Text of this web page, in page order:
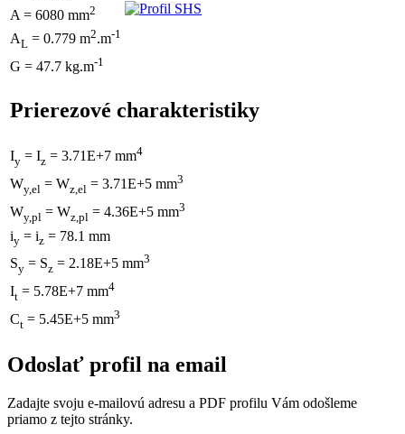
A = 6080 mm2
AL = 0.779 m2.m-1
G = 47.7 kg.m-1
Prierezové charakteristiky
Iy = Iz = 3.71E+7 mm4
Wy,el = Wz,el = 3.71E+5 mm3
Wy,pl = Wz,pl = 4.36E+5 mm3
iy = iz = 78.1 mm
Sy = Sz = 2.18E+5 mm3
It = 5.78E+7 mm4
Ct = 5.45E+5 mm3
Odoslať profil na email
Zadajte svoju e-mailovú adresu a PDF profilu Vám odošleme
priamo z tejto stránky.